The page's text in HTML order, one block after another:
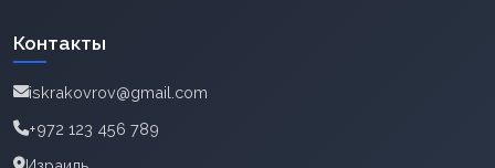
Контакты
iskrakovrov@gmail.com
+972 123 456 789